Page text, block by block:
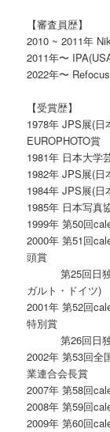
【審査員歴】
2010 ~ 2011年
2011年〜
2022年〜
【受賞歴】
1978年 JPS展(日
EUROPHOTO賞
1981年 日本大学
1982年 JPS展(日
1984年 JPS展(日
1985年 日本写真
1999年 第50回
2000年 第51回
頭賞
第25回日独交
ガルト・ドイツ)
2001年 第52回
特別賞
第26回日独
2002年 第53回全
業連合会長賞
2007年 第58回
2008年 第59回
2009年 第60回